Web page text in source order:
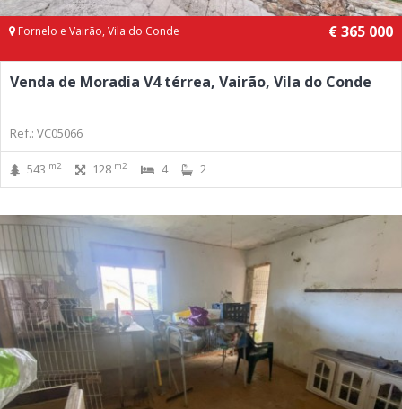
Fornelo e Vairão, Vila do Conde € 365 000
Venda de Moradia V4 térrea, Vairão, Vila do Conde
Ref.: VC05066
543 m2 128 m2 4 2